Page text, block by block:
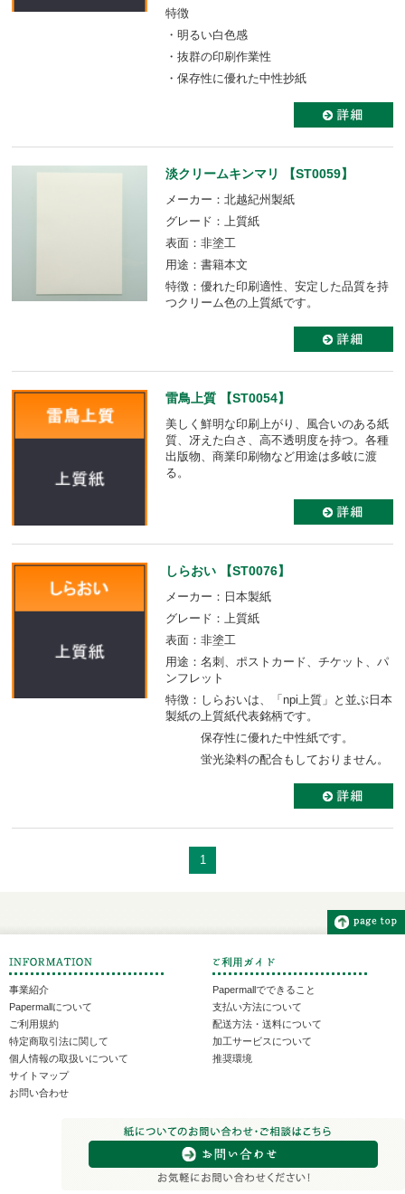
特徴
・明るい白色感
・抜群の印刷作業性
・保存性に優れた中性抄紙
淡クリームキンマリ 【ST0059】
メーカー：北越紀州製紙
グレード：上質紙
表面：非塗工
用途：書籍本文
特徴：優れた印刷適性、安定した品質を持
つクリーム色の上質紙です。
雷鳥上質 【ST0054】
美しく鮮明な印刷上がり、風合いのある紙
質、冴えた白さ、高不透明度を持つ。各種
出版物、商業印刷物など用途は多岐に渡
る。
しらおい 【ST0076】
メーカー：日本製紙
グレード：上質紙
表面：非塗工
用途：名刺、ポストカード、チケット、パ
ンフレット
特徴：しらおいは、「npi上質」と並ぶ日本
製紙の上質紙代表銘柄です。
保存性に優れた中性紙です。
蛍光染料の配合もしておりません。
1
事業紹介
Papermallについて
ご利用規約
特定商取引法に関して
個人情報の取扱いについて
サイトマップ
お問い合わせ
Papermallでできること
支払い方法について
配送方法・送料について
加工サービスについて
推奨環境